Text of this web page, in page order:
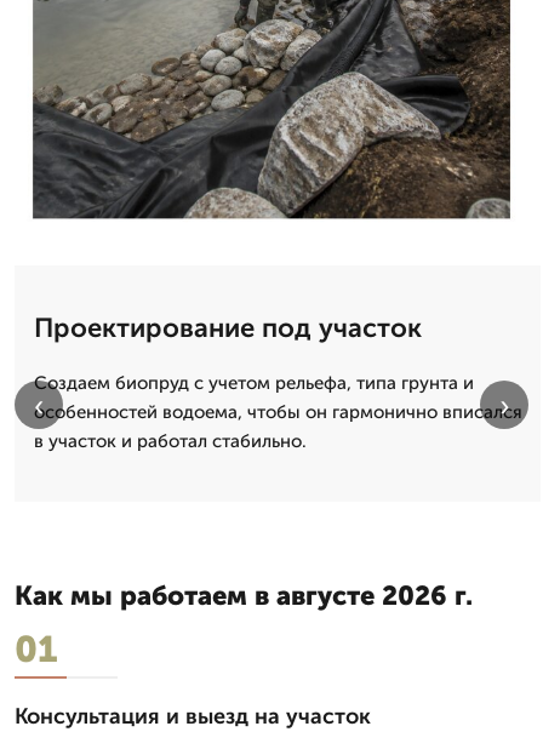
Проектирование под участок
Создаем биопруд с учетом рельефа, типа грунта и
особенностей водоема, чтобы он гармонично вписался
в участок и работал стабильно.
‹ ›
Как мы работаем в августе 2026 г.
01
Консультация и выезд на участок